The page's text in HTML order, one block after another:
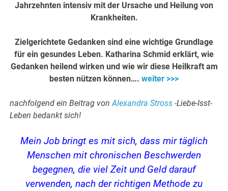
Jahrzehnten intensiv mit der Ursache und Heilung von
Krankheiten.
Zielgerichtete Gedanken sind eine wichtige Grundlage
für ein gesundes Leben. Katharina Schmid erklärt, wie
Gedanken heilend wirken und wie wir diese Heilkraft am
besten nützen können…. weiter >>>
nachfolgend ein Beitrag vonAlexandra Stross -Liebe-Isst-
Leben bedankt sich!
Mein Job bringt es mit sich, dass mir täglich
Menschen mit chronischen Beschwerden
begegnen, die viel Zeit und Geld darauf
verwenden, nach der richtigen Methode zu